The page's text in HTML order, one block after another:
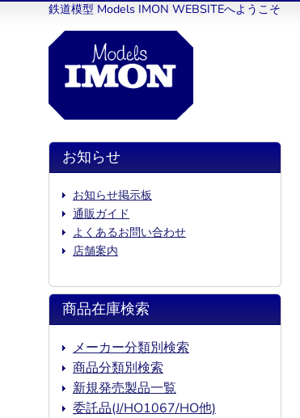
鉄道模型 Models IMON WEBSITEへようこそ
お知らせ
お知らせ掲示板
通販ガイド
よくあるお問い合わせ
店舗案内
商品在庫検索
メーカー分類別検索
商品分類別検索
新規発売製品一覧
委託品(J/HO1067/HO他)